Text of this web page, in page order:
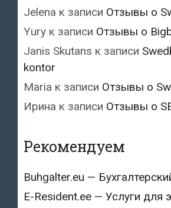
Jelena к записи Отзывы о
Yury к записи Отзывы о
Janis Skutans к записи
kontor
Maria к записи Отзывы о
Ирина к записи Отзывы о
Рекомендуем
Buhgalter.eu —
E-Resident.ee — Услуги для